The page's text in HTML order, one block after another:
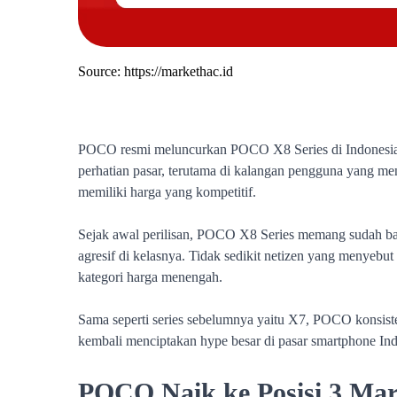
Source: https://markethac.id